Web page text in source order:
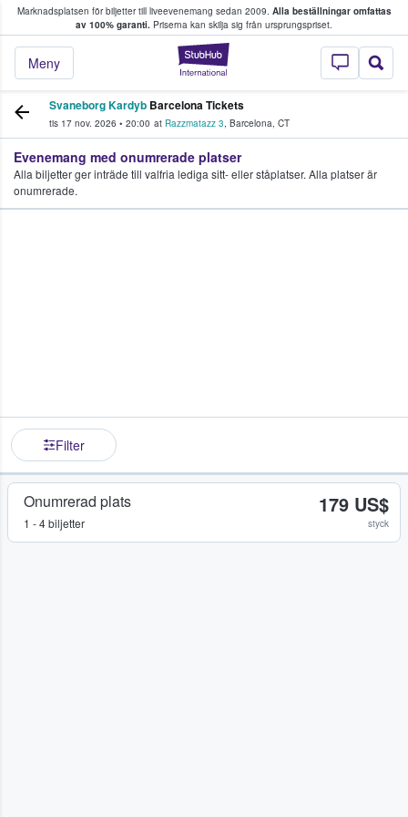
Marknadsplatsen för biljetter till liveevenemang sedan 2009. Alla beställningar omfattas
av 100% garanti. Priserna kan skilja sig från ursprungspriset.
StubHub – där
Meny
köper och säljer biljetter.
Svaneborg Kardyb Barcelona Tickets
tis 17 nov. 2026 • 20:00 at Razzmatazz 3, Barcelona, CT
Evenemang med onumrerade platser
Alla biljetter ger inträde till valfria lediga sitt- eller ståplatser. Alla platser är
onumrerade.
Filter
Onumrerad plats
1 - 4 biljetter
179 US$
styck